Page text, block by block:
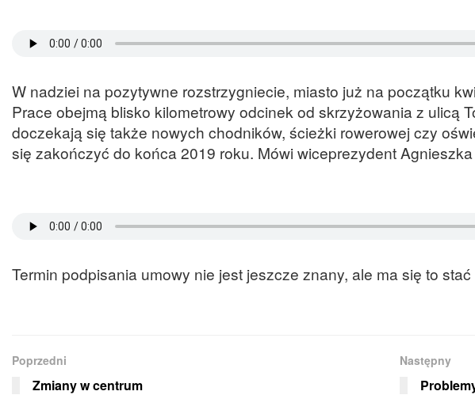
W nadziei na pozytywne rozstrzygniecie, miasto już na początku
Prace obejmą blisko kilometrowy odcinek od skrzyżowania z ulicą
doczekają się także nowych chodników, ścieżki rowerowej czy
się zakończyć do końca 2019 roku. Mówi wiceprezydent
Termin podpisania umowy nie jest jeszcze znany, ale ma się to
Poprzedni
Zmiany w centrum
Następny